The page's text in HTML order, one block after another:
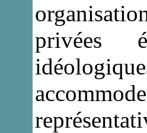
privées